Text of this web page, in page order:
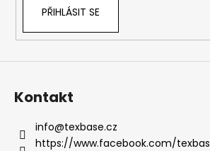
PŘIHLÁSIT SE
Kontakt
info@texbase.cz
https://www.facebook.com/